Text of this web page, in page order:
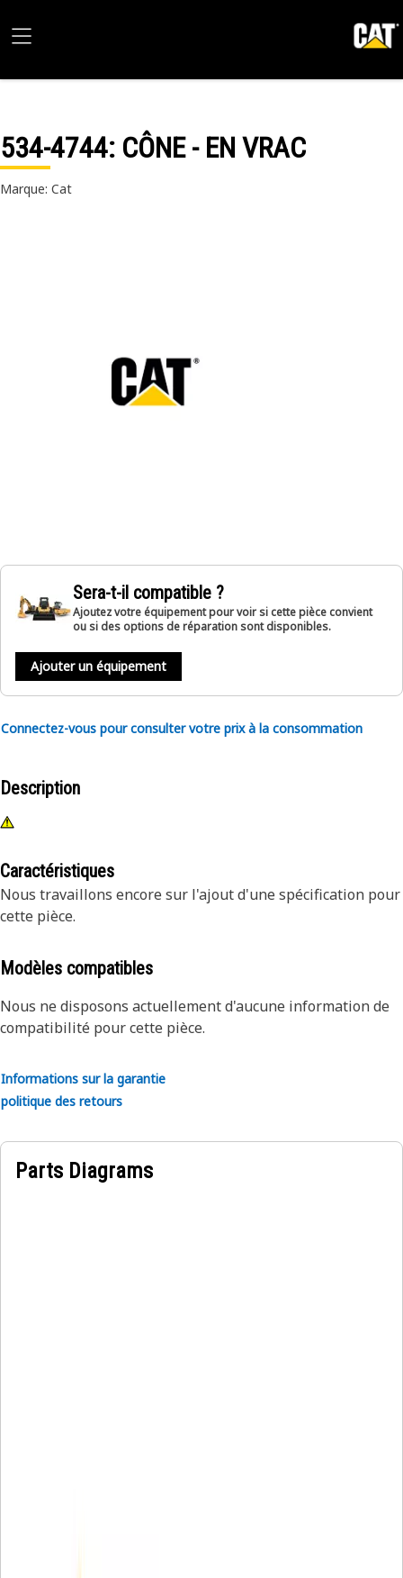
534-4744: CÔNE - EN VRAC
Marque: Cat
Sera-t-il compatible ?
Ajoutez votre équipement pour voir si cette pièce convient
ou si des options de réparation sont disponibles.
Ajouter un équipement
Connectez-vous pour consulter votre prix à la consommation
Description
Caractéristiques
Nous travaillons encore sur l'ajout d'une spécification pour
cette pièce.
Modèles compatibles
Nous ne disposons actuellement d'aucune information de
compatibilité pour cette pièce.
Informations sur la garantie
politique des retours
Parts Diagrams